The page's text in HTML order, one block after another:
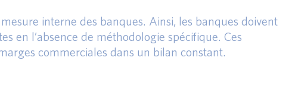
interne des banques. Ainsi, les banques doivent
en l’absence de méthodologie spécifique. Ces
commerciales dans un bilan constant.